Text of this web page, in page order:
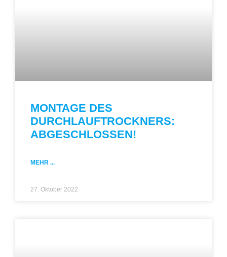
MONTAGE DES
DURCHLAUFTROCKNERS:
ABGESCHLOSSEN!
MEHR ...
27. Oktober 2022